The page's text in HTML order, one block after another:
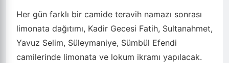
Her gün farklı bir camide teravih namazı sonrası
limonata dağıtımı, Kadir Gecesi Fatih, Sultanahmet,
Yavuz Selim, Süleymaniye, Sümbül Efendi
camilerinde limonata ve lokum ikramı yapılacak.